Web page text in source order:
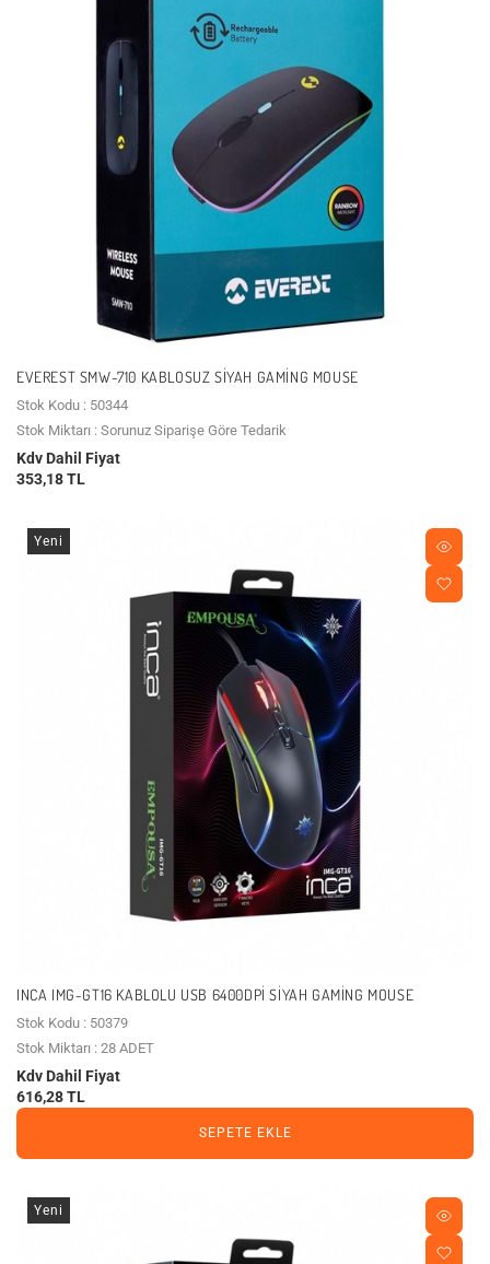
EVEREST SMW-710 KABLOSUZ SIYAH GAMING MOUSE
Stok Kodu : 50344
Stok Miktarı : Sorunuz Siparişe Göre Tedarik
Kdv Dahil Fiyat
353,18 TL
Yeni
INCA IMG-GT16 KABLOLU USB 6400DPI SIYAH GAMING MOUSE
Stok Kodu : 50379
Stok Miktarı : 28 ADET
Kdv Dahil Fiyat
616,28 TL
SEPETE EKLE
Yeni